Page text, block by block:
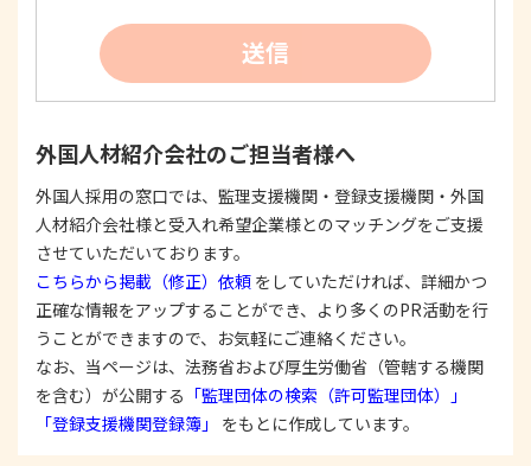
個人情報を利用する際は、本人に明示、通知、ま
たは公表した利用目的の範囲内に限定し、それに
反する目的外利用を行なわないための措置を講じ
する際は、本人が同意を与えた利用目的の範囲内
で、適法にこれを行います。
2. 安全対策の実施について
個人情報の正確性およびその利用の安全性を確保す
るため、情報セキュリティ対策を始めとする安全措
置を構築し、個人情報への不正アクセス、個人情報
の漏洩、滅失または毀損等の的確な防止とセキュリ
ティの是正に努めます。
3. 苦情および相談等に対する適正な対応について
本人からの苦情および相談があった場合には、適切
送信
外国人材紹介会社のご担当者様へ
外国人採用の窓口では、監理支援機関・登録支援機関・外国
人材紹介会社様と受入れ希望企業様とのマッチングをご支援
させていただいております。
こちらから掲載（修正）依頼 をしていただければ、詳細かつ
正確な情報をアップすることができ、より多くのPR活動を行
うことができますので、お気軽にご連絡ください。
なお、当ページは、法務省および厚生労働省（管轄する機関
を含む）が公開する 「監理団体の検索（許可監理団体）」
「登録支援機関登録簿」
をもとに作成しています。